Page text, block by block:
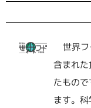
世界
含まれ
たもの
ます。